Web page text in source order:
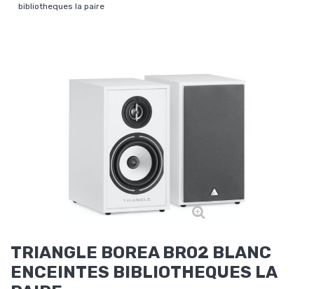
bibliotheques la paire
TRIANGLE BOREA BR02 BLANC
ENCEINTES BIBLIOTHEQUES LA